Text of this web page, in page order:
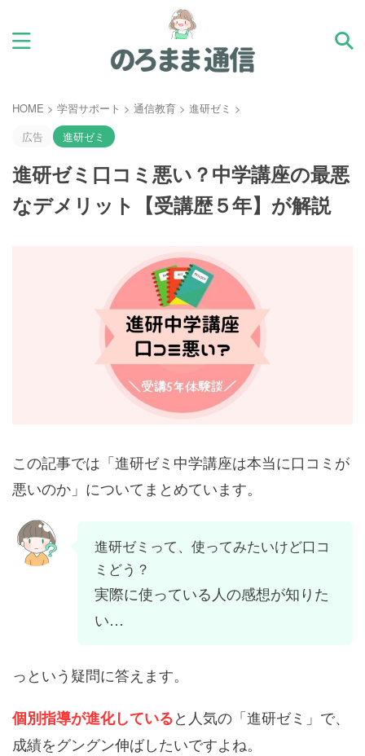
HOME > 学習サポート > 通信教育 > 進研ゼミ >
広告
進研ゼミ
進研ゼミ口コミ悪い？中学講座の最悪
なデメリット【受講歴５年】が解説
この記事では「進研ゼミ中学講座は本当に口コミが
悪いのか」についてまとめています。
進研ゼミって、使ってみたいけど口コ
ミどう？
実際に使っている人の感想が知りた
い…
っという疑問に答えます。
個別指導が進化していると人気の「進研ゼミ」で、
成績をグングン伸ばしたいですよね。